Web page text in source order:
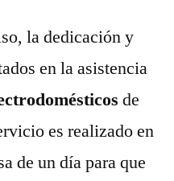
la dedicación y
en la asistencia
de
es realizado en
de un día para que